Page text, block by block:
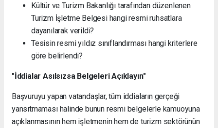
Kültür ve Turizm Bakanlığı tarafından düzenlenen
Turizm İşletme Belgesi hangi resmi ruhsatlara
dayanılarak verildi?
Tesisin resmi yıldız sınıflandırması hangi kriterlere
göre belirlendi?
"İddialar Asılsızsa Belgeleri Açıklayın"
Başvuruyu yapan vatandaşlar, tüm iddiaların gerçeği
yansıtmaması halinde bunun resmi belgelerle kamuoyuna
açıklanmasının hem işletmenin hem de turizm sektörünün